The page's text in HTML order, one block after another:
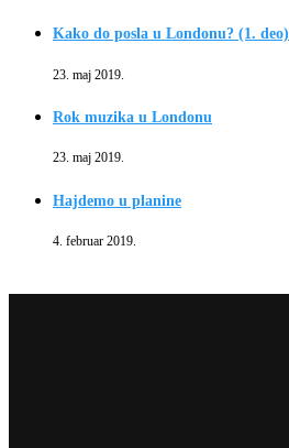
Kako do posla u Londonu? (1. deo)
23. maj 2019.
Rok muzika u Londonu
23. maj 2019.
Hajdemo u planine
4. februar 2019.